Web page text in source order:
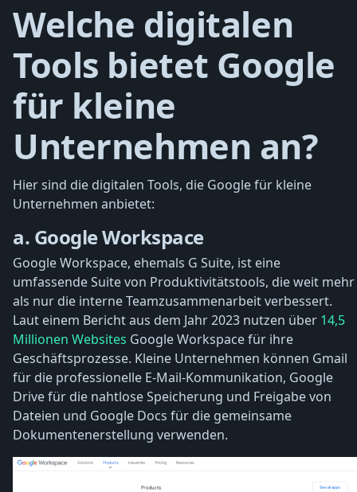
Welche digitalen
Tools bietet Google
für kleine
Unternehmen an?
Hier sind die digitalen Tools, die Google für kleine
Unternehmen anbietet:
a. Google Workspace
Google Workspace, ehemals G Suite, ist eine
umfassende Suite von Produktivitätstools, die weit mehr
als nur die interne Teamzusammenarbeit verbessert.
Laut einem Bericht aus dem Jahr 2023 nutzen über 14,5
Millionen Websites Google Workspace für ihre
Geschäftsprozesse. Kleine Unternehmen können Gmail
für die professionelle E-Mail-Kommunikation, Google
Drive für die nahtlose Speicherung und Freigabe von
Dateien und Google Docs für die gemeinsame
Dokumentenerstellung verwenden.